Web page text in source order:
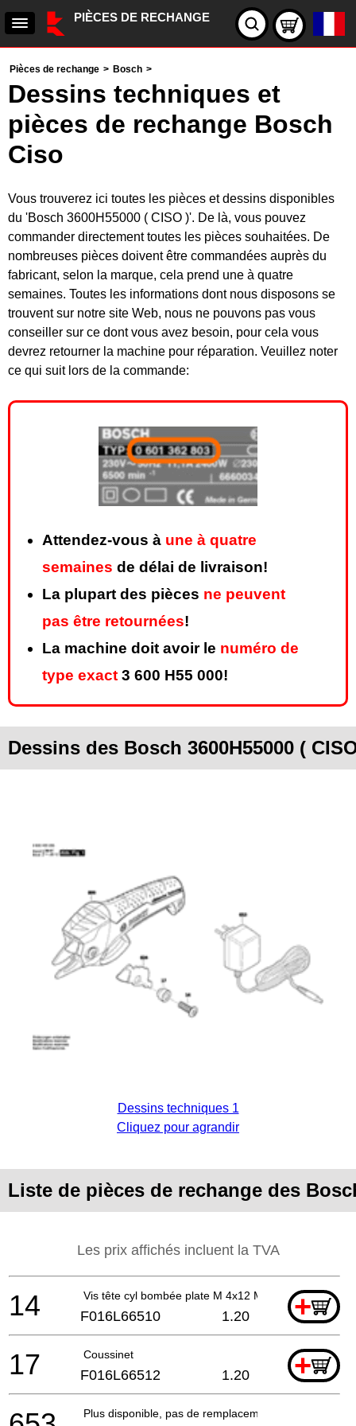
PIÈCES DE RECHANGE
Pièces de rechange > Bosch >
Dessins techniques et
pièces de rechange Bosch
Ciso
Vous trouverez ici toutes les pièces et dessins disponibles
du 'Bosch 3600H55000 ( CISO )'. De là, vous pouvez
commander directement toutes les pièces souhaitées. De
nombreuses pièces doivent être commandées auprès du
fabricant, selon la marque, cela prend une à quatre
semaines. Toutes les informations dont nous disposons se
trouvent sur notre site Web, nous ne pouvons pas vous
conseiller sur ce dont vous avez besoin, pour cela vous
devrez retourner la machine pour réparation. Veuillez noter
ce qui suit lors de la commande:
Attendez-vous à une à quatre
semaines de délai de livraison!
La plupart des pièces ne peuvent
pas être retournées!
La machine doit avoir le numéro de
type exact 3 600 H55 000!
Dessins des Bosch 3600H55000 (
Dessins techniques 1
Cliquez pour agrandir
Liste de pièces de rechange des
Les prix affichés incluent la TVA
Vis tête cyl bombée plate M 4x12 MM +
14 F016L66510 1.20
Coussinet +
17 F016L66512 1.20
Plus disponible, pas de remplacement